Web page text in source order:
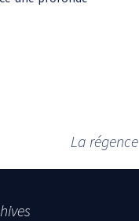
La régence